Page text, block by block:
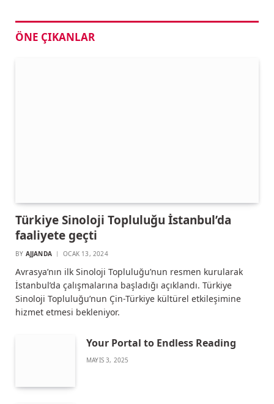
ÖNE ÇIKANLAR
Türkiye Sinoloji Topluluğu İstanbul’da
faaliyete geçti
BY AJJANDA OCAK 13, 2024
Avrasya’nın ilk Sinoloji Topluluğu’nun resmen kurularak
İstanbul’da çalışmalarına başladığı açıklandı. Türkiye
Sinoloji Topluluğu’nun Çin-Türkiye kültürel etkileşimine
hizmet etmesi bekleniyor.
Your Portal to Endless Reading
MAYIS 3, 2025